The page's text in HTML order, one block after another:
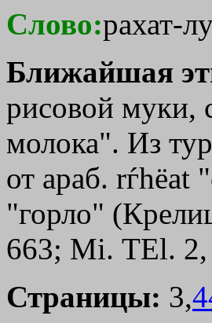
Слово:рахат-
Ближайшая
рисовой муки,
молока". Из
от араб. rѓhёat
"горло"
663; Мi. ТЕl. 2,
Страницы: 3,